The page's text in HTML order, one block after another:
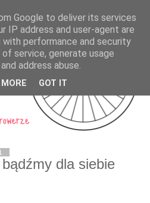
dla siebie
Google to deliver its services
IP address and user-agent are
with performance and security
service, generate usage
address abuse.
GOT IT